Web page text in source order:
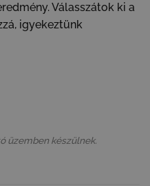
Válasszátok ki a
igyekeztünk
üzemben készülnek.